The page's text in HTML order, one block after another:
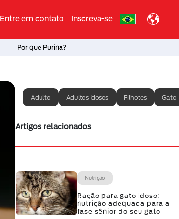
Entre em contato Inscreva-se
Por que Purina?
Adulto Adultos Idosos Filhotes Gato
Artigos relacionados
Nutrição
Ração para gato idoso:
nutrição adequada para a
fase sênior do seu gato